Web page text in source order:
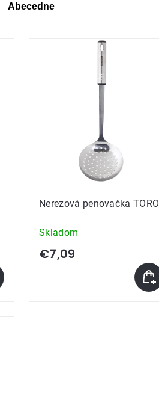
Abecedne
Nerezová penovačka TORO
Skladom
€7,09